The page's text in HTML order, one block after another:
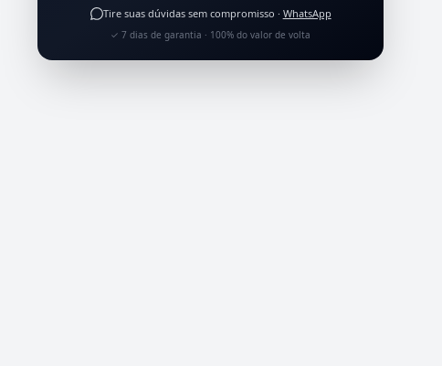
Tire suas dúvidas sem compromisso · WhatsApp
✓ 7 dias de garantia · 100% do valor de volta